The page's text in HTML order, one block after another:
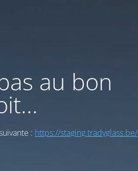
au bon
: https://staging.tradyglass.be/